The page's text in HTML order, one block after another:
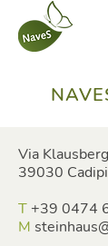
Via
39030
T +39 0474
M